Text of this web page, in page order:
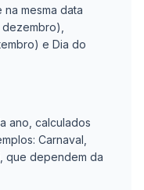
mesma data
e Dia do
ano, calculados
Carnaval,
que dependem da